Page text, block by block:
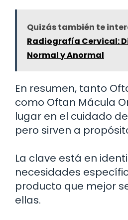
Quizás también te
Radiografía Cervical:
Normal y Anormal
En resumen, tanto
como Oftan Mácula
lugar en el cuidado
pero sirven a
La clave está en
necesidades
producto que mejor
ellas.